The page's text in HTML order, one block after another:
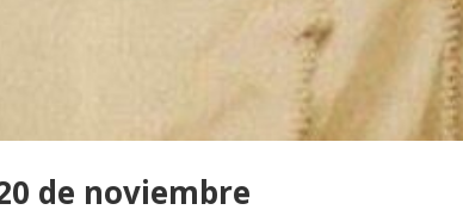
de noviembre